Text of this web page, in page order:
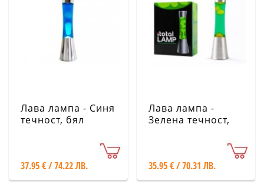
Лава лампа - Синя
течност, бял
37.95 € / 74.22 ЛВ.
Лава лампа -
Зелена течност,
35.95 € / 70.31 ЛВ.